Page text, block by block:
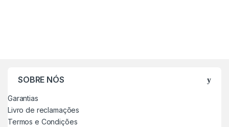
SOBRE NÓS
Garantias
Livro de reclamações
Termos e Condições